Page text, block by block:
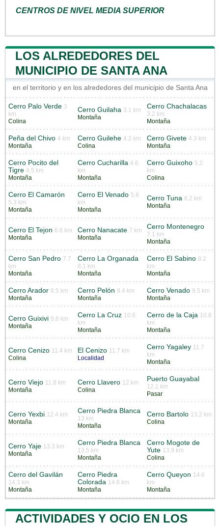
CENTROS DE NIVEL MEDIA SUPERIOR
LOS ALREDEDORES DEL
MUNICIPIO DE SANTA ANA
en el territorio y en los alrededores del municipio de Santa Ana
Cerro Palo Verde 3
km
Colina
Cerro Guilaha 3.1 km
Montaña
Cerro Chachalacas
3.2 km
Montaña
Peña del Chivo 4 km
Montaña
Cerro Guilehe 4.2 km
Colina
Cerro Givete 4.3 km
Montaña
Cerro Pocito del
Tigre 4.5 km
Montaña
Cerro Cucharilla 4.6
km
Montaña
Cerro Guixoho 5.2
km
Colina
Cerro El Camarón
5.3 km
Montaña
Cerro El Venado 5.8
km
Montaña
Cerro Tuna 6.2 km
Montaña
Cerro El Tejon 6.6 km
Montaña
Cerro Nanacate 7 km
Montaña
Cerro Montenegro
7.1 km
Montaña
Cerro San Pedro 7.7
km
Montaña
Cerro La Organada
8.1 km
Montaña
Cerro El Sabino 8.2
km
Montaña
Cerro Arador 8.5 km
Montaña
Cerro Pelón 9.4 km
Montaña
Cerro Venado 9.5 km
Montaña
Cerro Guixivi 9.8 km
Montaña
Cerro La Cruz 10.6
km
Montaña
Cerro de la Caja 10.8
km
Montaña
Cerro Cenizo 11.4 km
Colina
El Cenizo 11.7 km
Localidad
Cerro Yagaley 11.7
km
Montaña
Cerro Viejo 11.8 km
Montaña
Cerro Llavero 12 km
Colina
Puerto Guayabal
12.1 km
Pasar
Cerro Yexbi 12.4 km
Montaña
Cerro Piedra Blanca
13 km
Montaña
Cerro Bartolo 13.2 km
Colina
Cerro Yaje 13.3 km
Montaña
Cerro Piedra Blanca
13.5 km
Montaña
Cerro Mogote de
Yute 13.9 km
Colina
Cerro del Gavilán
14.3 km
Montaña
Cerro Piedra
Colorada 14.6 km
Montaña
Cerro Queyon 14.6
km
Montaña
ACTIVIDADES Y OCIO EN LOS